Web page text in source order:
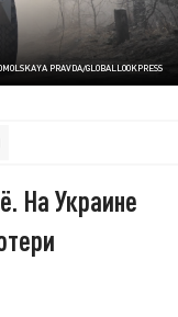
PRAVDA/GLOBALLOOKPRESS
На Украине